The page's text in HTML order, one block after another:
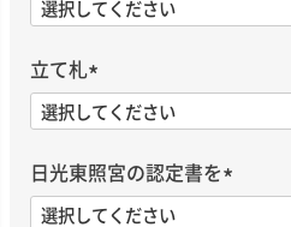
必
)
立て札
(
必
須
)
日光東照宮の認定書を